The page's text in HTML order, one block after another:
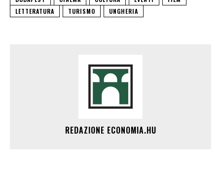
LETTERATURA
TURISMO UNGHERIA
REDAZIONE ECONOMIA.HU